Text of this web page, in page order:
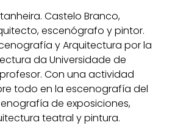
Castelo Branco,
escenógrafo y pintor.
y Arquitectura por la
da Universidade de
Con una actividad
todo en la escenografía del
de exposiciones,
teatral y pintura.